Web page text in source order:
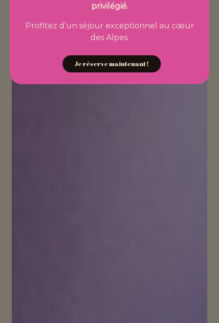
privilégié.
Profitez d’un séjour exceptionnel au cœur
des Alpes.
Je réserve maintenant !